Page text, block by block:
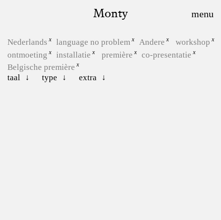
Monty
Nederlands language no problem Andere
workshop
ontmoeting
installatie première
co-presentatie
Belgische première
taal
type extra